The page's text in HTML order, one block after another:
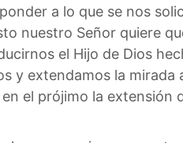
a lo que se nos
nuestro Señor quiere
el Hijo de Dios
y extendamos la
el prójimo la extensión